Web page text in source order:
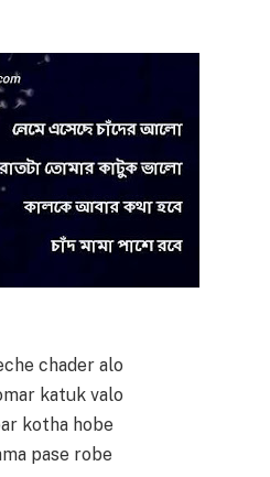
chader alo
katuk valo
kotha hobe
pase robe